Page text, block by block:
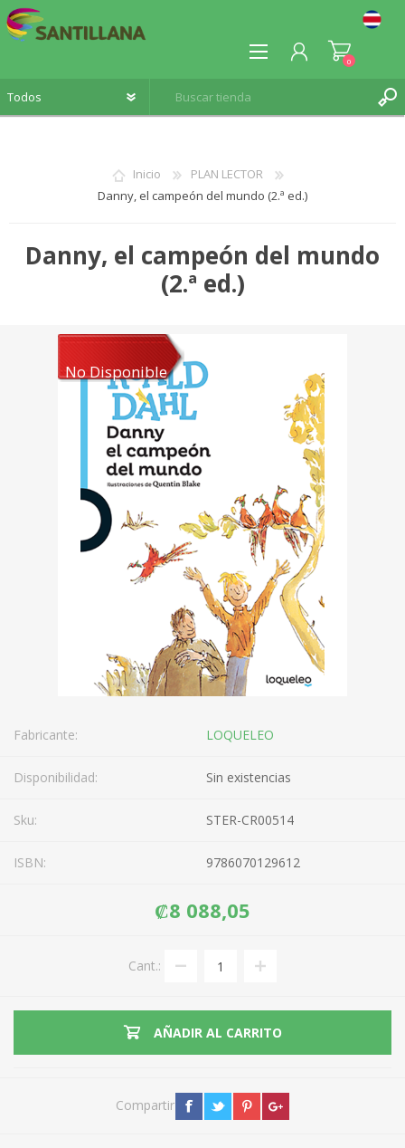
0
Inicio
PLAN LECTOR
Danny, el campeón del mundo (2.ª ed.)
Danny, el campeón del mundo
(2.ª ed.)
No Disponible
Fabricante: LOQUELEO
Disponibilidad: Sin existencias
Sku: STER-CR00514
ISBN: 9786070129612
₡8 088,05
Cant.:
AÑADIR AL CARRITO
Compartir